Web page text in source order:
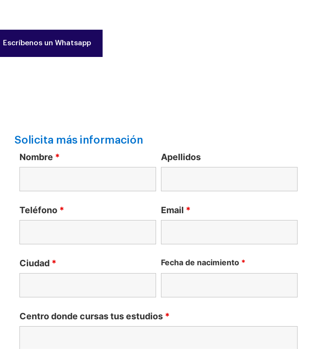
Escríbenos un Whatsapp
Solicita más información
Nombre * Apellidos
Teléfono * Email *
Ciudad * Fecha de nacimiento *
Centro donde cursas tus estudios *